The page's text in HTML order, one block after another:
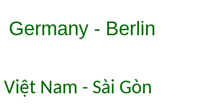
Germany - Berlin
Việt Nam - Sài Gòn